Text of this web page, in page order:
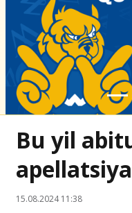
Bu yil
15.08.2024 11:38